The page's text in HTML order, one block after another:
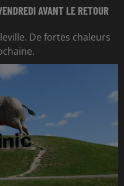
AVANT LE RETOUR
De fortes chaleurs